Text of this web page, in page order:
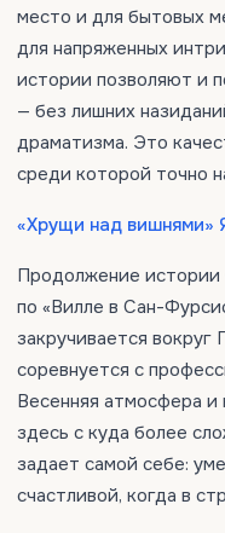
место и для бытовых
для напряженных
истории позволяют и
— без лишних
драматизма. Это
среди которой точно
«Хрущи над вишнями»
Продолжение истории
по «Вилле в Сан-
закручивается вокруг
соревнуется с
Весенняя атмосфера и
здесь с куда более
задает самой себе:
счастливой, когда в